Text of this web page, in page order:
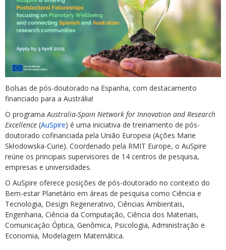
Bolsas de pós-doutorado na Espanha, com destacamento
financiado para a Austrália!
O programa Australia-Spain Network for Innovation and Research
Excellence (AuSpire) é uma iniciativa de treinamento de pós-
doutorado cofinanciada pela União Europeia (Ações Marie
Skłodowska-Curie). Coordenado pela RMIT Europe, o AuSpire
reúne os principais supervisores de 14 centros de pesquisa,
empresas e universidades.
O AuSpire oferece posições de pós-doutorado no contexto do
Bem-estar Planetário em áreas de pesquisa como Ciência e
Tecnologia, Design Regenerativo, Ciências Ambientais,
Engenharia, Ciência da Computação, Ciência dos Materiais,
Comunicação Óptica, Genômica, Psicologia, Administração e
Economia, Modelagem Matemática.